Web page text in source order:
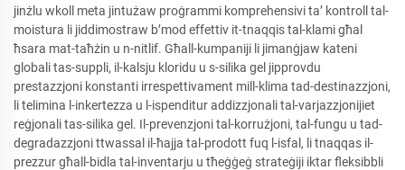
jinżlu wkoll meta jintużaw proġrammi komprehensivi ta’ kontroll tal-
moistura li jiddimostraw b’mod effettiv it-tnaqqis tal-klami għal
ħsara mat-taħżin u n-nitlif. Għall-kumpaniji li jimanġjaw kateni
globali tas-suppli, il-kalsju kloridu u s-silika gel jipprovdu
prestazzjoni konstanti irrespettivament mill-klima tad-destinazzjoni,
li telimina l-inkertezza u l-ispenditur addizzjonali tal-varjazzjonijiet
reġjonali tas-silika gel. Il-prevenzjoni tal-korrużjoni, tal-fungu u tad-
degradazzjoni ttwassal il-ħajja tal-prodott fuq l-isfal, li tnaqqas il-
prezzur għall-bidla tal-inventarju u tħeġġeġ strateġiji iktar fleksibbli